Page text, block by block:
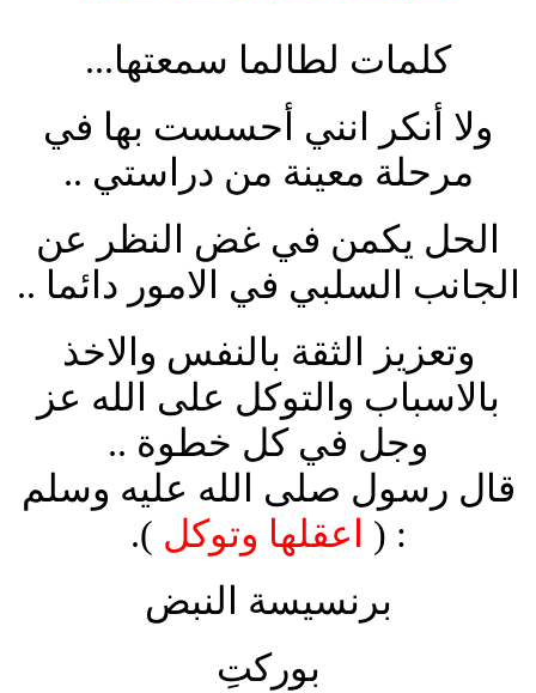
كلمات لطالما سمعتها...
ولا أنكر انني أحسست بها في
مرحلة معينة من دراستي ..
الحل يكمن في غض النظر عن
الجانب السلبي في الامور دائما ..
وتعزيز الثقة بالنفس والاخذ
بالاسباب والتوكل على الله عز
وجل في كل خطوة ..
قال رسول صلى الله عليه وسلم
: ( اعقلها وتوكل ).
برنسيسة النبض
بوركتِ